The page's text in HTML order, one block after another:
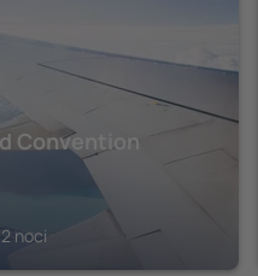
Convention
noci